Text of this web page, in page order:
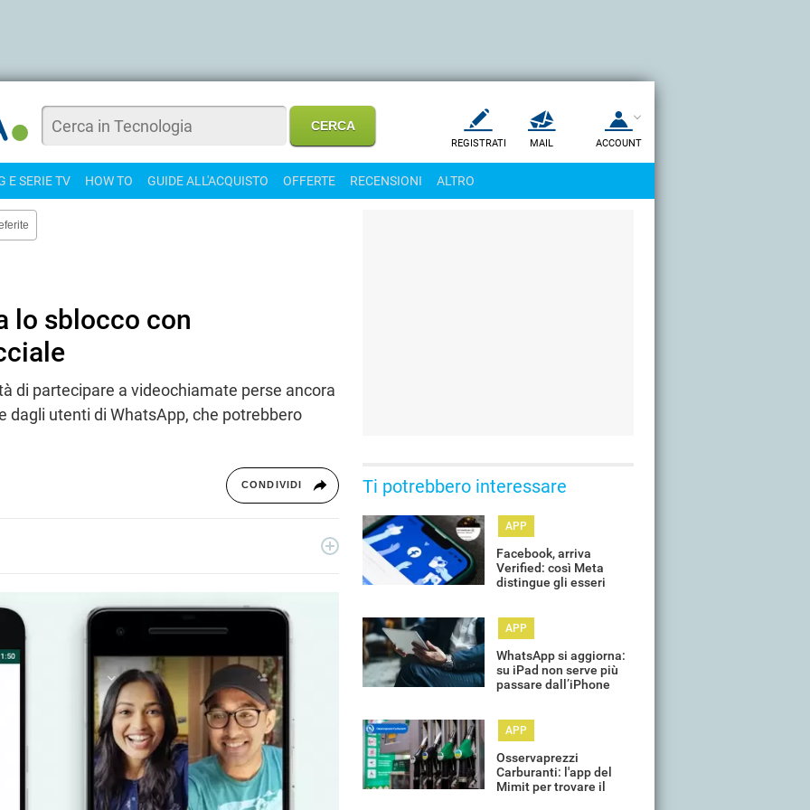
REGISTRATI MAIL ACCOUNT
E SERIE TV HOW TO GUIDE ALL'ACQUISTO OFFERTE RECENSIONI ALTRO
lo sblocco con
di partecipare a videochiamate perse ancora
dagli utenti di WhatsApp, che potrebbero
CONDIVIDI
nostri articoli sul mondo Android e Apple, app e social,
domotica e gadget.
Ti potrebbero interessare
APP
Facebook, arriva
Verified: così Meta
distingue gli esseri
APP
WhatsApp si aggiorna:
su iPad non serve più
passare dall’iPhone
APP
Osservaprezzi
Carburanti: l'app del
Mimit per trovare il